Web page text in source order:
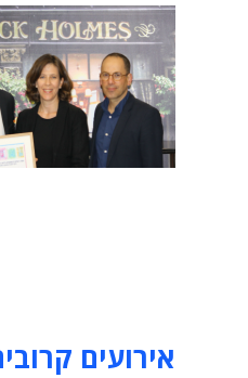
אירועים